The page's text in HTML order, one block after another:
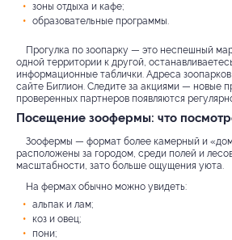
зоны отдыха и кафе;
образовательные программы.
Прогулка по зоопарку — это неспешный
одной территории к другой,
информационные таблички. Адреса
сайте Биглион. Следите за акциями — новые
проверенных партнеров появляются
Посещение зоофермы: что
Зоофермы — формат более камерный и
расположены за городом, среди полей и
масштабности, зато больше ощущения уюта.
На фермах обычно можно увидеть:
альпак и лам;
коз и овец;
пони;